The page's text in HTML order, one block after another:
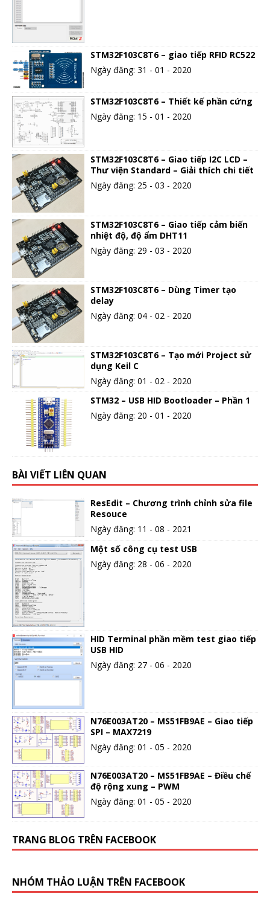
STM32F103C8T6 – giao tiếp RFID RC522
Ngày đăng: 31 - 01 - 2020
STM32F103C8T6 – Thiết kế phần cứng
Ngày đăng: 15 - 01 - 2020
STM32F103C8T6 – Giao tiếp I2C LCD –
Thư viện Standard – Giải thích chi tiết
Ngày đăng: 25 - 03 - 2020
STM32F103C8T6 – Giao tiếp cảm biến
nhiệt độ, độ ẩm DHT11
Ngày đăng: 29 - 03 - 2020
STM32F103C8T6 – Dùng Timer tạo
delay
Ngày đăng: 04 - 02 - 2020
STM32F103C8T6 – Tạo mới Project sử
dụng Keil C
Ngày đăng: 01 - 02 - 2020
STM32 – USB HID Bootloader – Phần 1
Ngày đăng: 20 - 01 - 2020
BÀI VIẾT LIÊN QUAN
ResEdit – Chương trình chỉnh sửa file
Resouce
Ngày đăng: 11 - 08 - 2021
Một số công cụ test USB
Ngày đăng: 28 - 06 - 2020
HID Terminal phần mềm test giao tiếp
USB HID
Ngày đăng: 27 - 06 - 2020
N76E003AT20 – MS51FB9AE – Giao tiếp
SPI – MAX7219
Ngày đăng: 01 - 05 - 2020
N76E003AT20 – MS51FB9AE – Điều chế
độ rộng xung – PWM
Ngày đăng: 01 - 05 - 2020
TRANG BLOG TRÊN FACEBOOK
NHÓM THẢO LUẬN TRÊN FACEBOOK